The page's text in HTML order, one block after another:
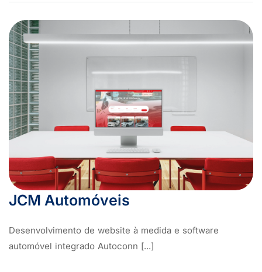
JCM Automóveis
Desenvolvimento de website à medida e software
automóvel integrado Autoconn [...]